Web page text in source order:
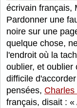
écrivain français,
Pardonner une
noire sur une
quelque chose,
l'endroit où la
oublier, et oublier
difficile
pensées,
français, disait :